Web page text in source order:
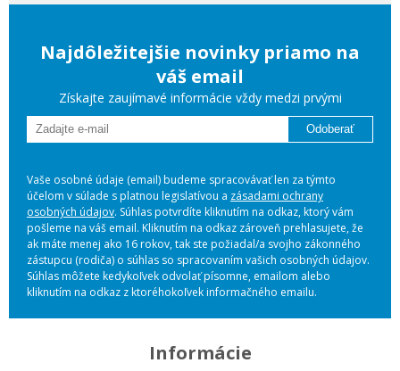
Najdôležitejšie novinky priamo na
váš email
Získajte zaujímavé informácie vždy medzi prvými
Odoberať
Vaše osobné údaje (email) budeme spracovávať len za týmto
účelom v súlade s platnou legislatívou a zásadami ochrany
osobných údajov. Súhlas potvrdíte kliknutím na odkaz, ktorý vám
pošleme na váš email. Kliknutím na odkaz zároveň prehlasujete, že
ak máte menej ako 16 rokov, tak ste požiadal/a svojho zákonného
zástupcu (rodiča) o súhlas so spracovaním vašich osobných údajov.
Súhlas môžete kedykoľvek odvolať písomne, emailom alebo
kliknutím na odkaz z ktoréhokoľvek informačného emailu.
Informácie